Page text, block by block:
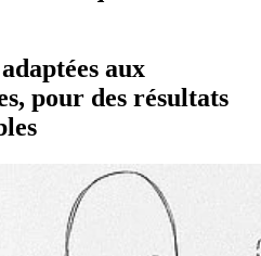
aux
pour des résultats